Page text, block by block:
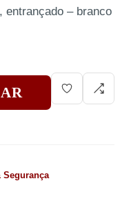
entrançado – branco
Segurança